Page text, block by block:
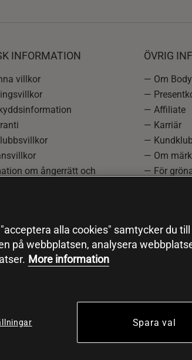
INFORMATION
villkor
om ångerrätt och
ÖVRIG
— Om
—
— Affiliate
— Karriär
—
— Om
— För
alla cookies" samtycker du
på webbplatsen, analysera
More information
Spara val